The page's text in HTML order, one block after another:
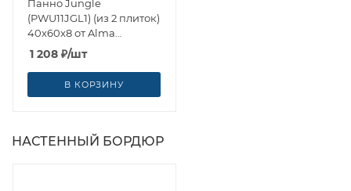
Панно Jungle
(PWU11JGL1) (из 2 плиток)
40x60x8 от Alma
Ceramica (Россия)
1 208 ₽/шт
В КОРЗИНУ
НАСТЕННЫЙ БОРДЮР